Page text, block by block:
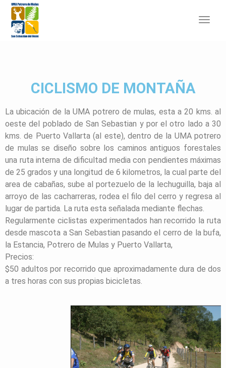
CICLISMO DE MONTAÑA
La ubicación de la UMA potrero de mulas, esta a 20 kms. al
oeste del poblado de San Sebastian y por el otro lado a 30
kms. de Puerto Vallarta (al este), dentro de la UMA potrero
de mulas se diseño sobre los caminos antiguos forestales
una ruta interna de dificultad media con pendientes máximas
de 25 grados y una longitud de 6 kilometros, la cual parte del
area de cabañas, sube al portezuelo de la lechuguilla, baja al
arroyo de las cacharreras, rodea el filo del cerro y regresa al
lugar de partida. La ruta esta señalada mediante flechas.
Regularmente ciclistas experimentados han recorrido la ruta
desde mascota a San Sebastian pasando el cerro de la bufa,
la Estancia, Potrero de Mulas y Puerto Vallarta,
Precios:
$50 adultos por recorrido que aproximadamente dura de dos
a tres horas con sus propias bicicletas.